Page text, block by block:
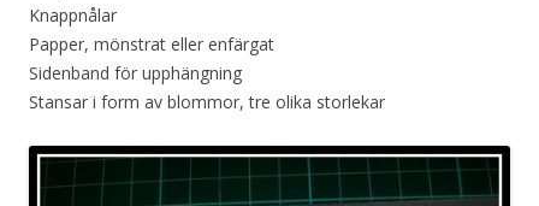
Knappnålar
Papper, mönstrat eller enfärgat
Sidenband för upphängning
Stansar i form av blommor, tre olika storlekar